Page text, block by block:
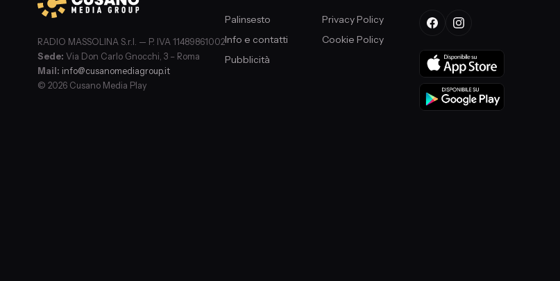
RADIO MASSOLINA S.r.l. — P. IVA 11489861002
Sede: Via Don Carlo Gnocchi, 3 – Roma
Mail: info@cusanomediagroup.it
© 2026 Cusano Media Play
Palinsesto
Info e contatti
Pubblicità
Privacy Policy
Cookie Policy